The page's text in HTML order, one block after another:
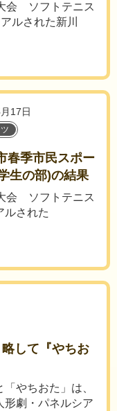
会 ソフトテニス
ルされた新川
17日
春季市民スポー
生の部)の結果
会 ソフトテニス
された
略して『やちお
やちおた」は、
形劇・パネルシア